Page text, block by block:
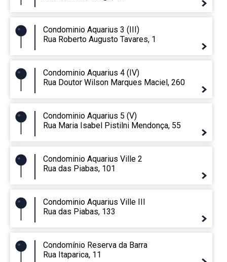
Condominio Aquarius 3 (III)
Rua Roberto Augusto Tavares, 1
Condominio Aquarius 4 (IV)
Rua Doutor Wilson Marques Maciel, 260
Condominio Aquarius 5 (V)
Rua Maria Isabel Pistilni Mendonça, 55
Condominio Aquarius Ville 2
Rua das Piabas, 101
Condominio Aquarius Ville III
Rua das Piabas, 133
Condomínio Reserva da Barra
Rua Itaparica, 11